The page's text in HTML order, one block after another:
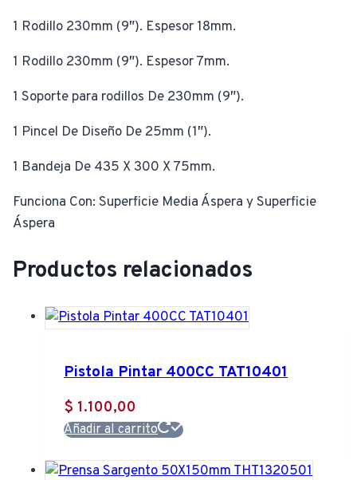
1 Rodillo 230mm (9″). Espesor 18mm.
1 Rodillo 230mm (9″). Espesor 7mm.
1 Soporte para rodillos De 230mm (9″).
1 Pincel De Diseño De 25mm (1″).
1 Bandeja De 435 X 300 X 75mm.
Funciona Con: Superficie Media Áspera y Superficie
Áspera
Productos relacionados
Pistola Pintar 400CC TAT10401
$ 1.100,00
Añadir al carrito